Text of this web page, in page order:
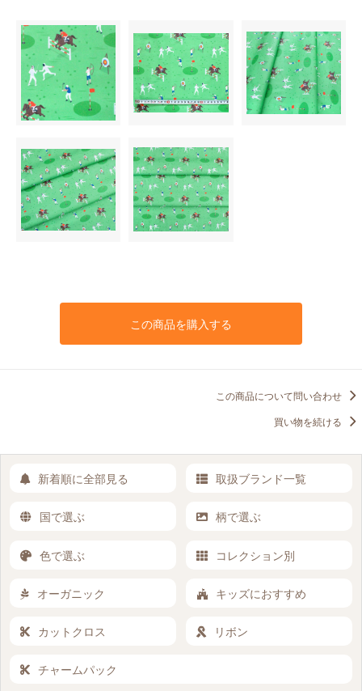
この商品を購入する
この商品について問い合わせ
買い物を続ける
新着順に全部見る 取扱ブランド一覧
国で選ぶ 柄で選ぶ
色で選ぶ コレクション別
オーガニック キッズにおすすめ
カットクロス リボン
チャームパック